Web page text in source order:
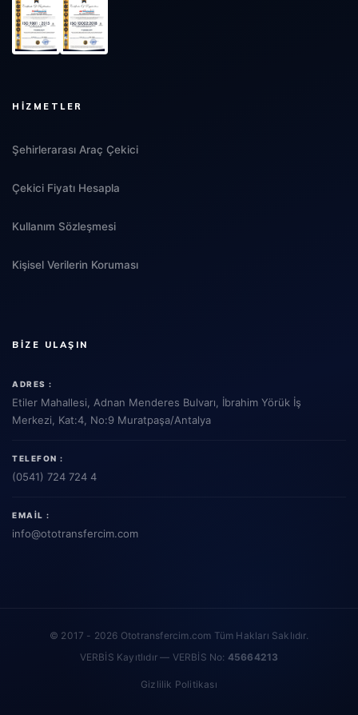
HIZMETLER
Şehirlerarası Araç Çekici
Çekici Fiyatı Hesapla
Kullanım Sözleşmesi
Kişisel Verilerin Koruması
BIZE ULAŞIN
ADRES :
Etiler Mahallesi, Adnan Menderes Bulvarı, İbrahim Yörük İş
Merkezi, Kat:4, No:9 Muratpaşa/Antalya
TELEFON :
(0541) 724 724 4
EMAIL :
info@ototransfercim.com
© 2017 - 2026 Ototransfercim.com Tüm Hakları Saklıdır.
VERBİS Kayıtlıdır — VERBİS No: 45664213
Gizlilik Politikası